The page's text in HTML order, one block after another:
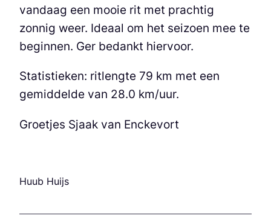
vandaag een mooie rit met prachtig
zonnig weer. Ideaal om het seizoen mee te
beginnen. Ger bedankt hiervoor.
Statistieken: ritlengte 79 km met een
gemiddelde van 28.0 km/uur.
Groetjes Sjaak van Enckevort
Huub Huijs